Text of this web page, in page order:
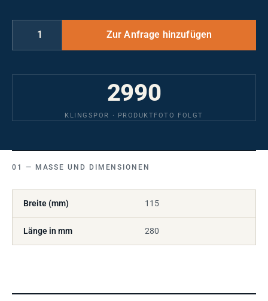
2990
KLINGSPOR · PRODUKTFOTO FOLGT
MASSE UND DIMENSIONEN
Breite (mm) 115
Länge in mm 280